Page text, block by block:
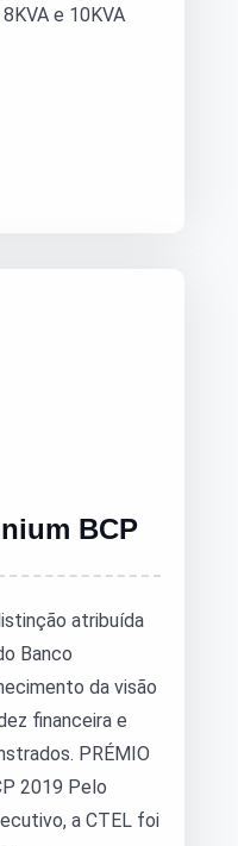
e 10KVA
BCP
atribuída
Banco
da visão
financeira e
PRÉMIO
2019 Pelo
a CTEL foi